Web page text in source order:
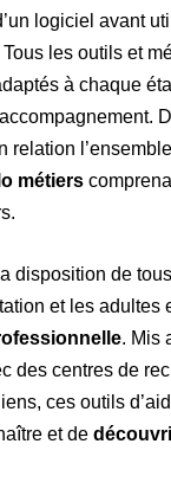
logiciel avant
les outils et
à chaque
relation
métiers
disposition de
et les adultes
. Mis
des centres de
ces outils
et de